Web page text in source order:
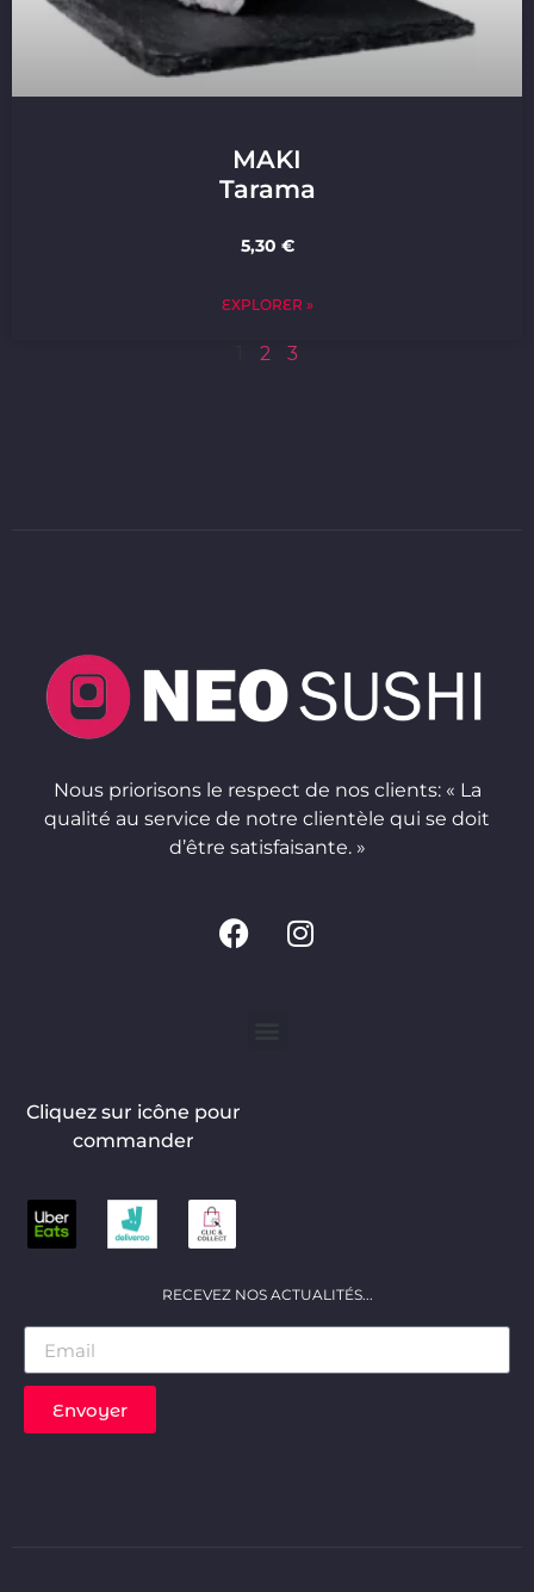
MAKI
Tarama
5,30 €
EXPLORER »
2 3
Nous priorisons le respect de nos clients: « La
qualité au service de notre clientèle qui se doit
d’être satisfaisante. »
Cliquez sur icône pour
commander
RECEVEZ NOS ACTUALITÉS...
Envoyer